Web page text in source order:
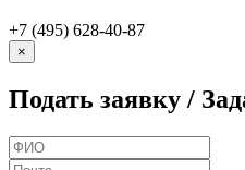
+7 (495) 628-40-87
×
Подать заявку /